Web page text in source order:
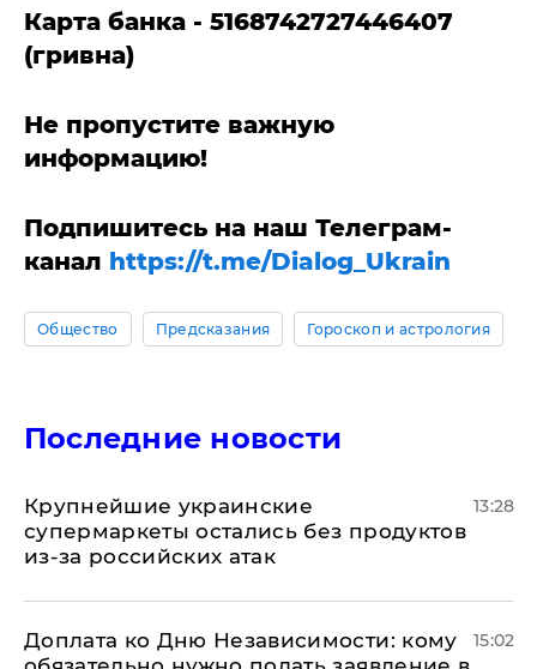
Карта банка - 5168742727446407
(гривна)
Не пропустите важную
информацию!
Подпишитесь на наш Телеграм-
канал https://t.me/Dialog_Ukrain
Общество Предсказания Гороскоп и астрология
Последние новости
Крупнейшие украинские
супермаркеты остались без продуктов
из-за российских атак
13:28
Доплата ко Дню Независимости: кому
15:02